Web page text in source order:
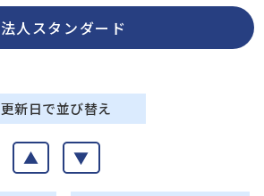
法人スタンダード
更新日で並び替え
▲ ▼